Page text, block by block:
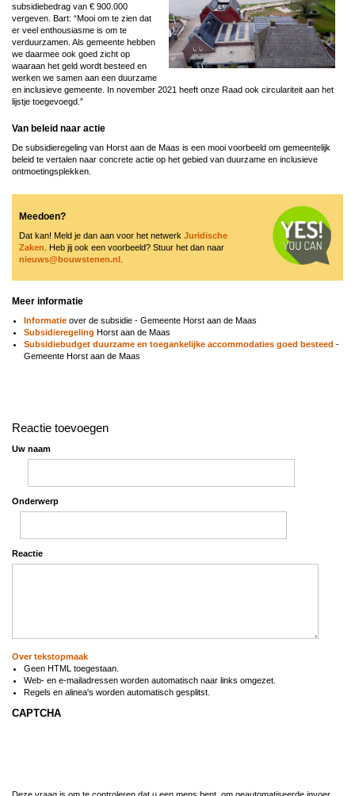
subsidiebedrag van € 900.000
vergeven. Bart: “Mooi om te zien dat
er veel enthousiasme is om te
verduurzamen. Als gemeente hebben
we daarmee ook goed zicht op
waaraan het geld wordt besteed en
werken we samen aan een duurzame
en inclusieve gemeente. In november 2021 heeft onze Raad ook circulariteit aan het
lijstje toegevoegd.”
Van beleid naar actie
De subsidieregeling van Horst aan de Maas is een mooi voorbeeld om gemeentelijk
beleid te vertalen naar concrete actie op het gebied van duurzame en inclusieve
ontmoetingsplekken.
Meedoen?
Dat kan! Meld je dan aan voor het netwerk Juridische
Zaken . Heb jij ook een voorbeeld? Stuur het dan naar
nieuws@bouwstenen.nl
Meer informatie
Informatie over de subsidie - Gemeente Horst aan de Maas
Subsidieregeling Horst aan de Maas
Subsidiebudget duurzame en toegankelijke accommodaties goed besteed -
Gemeente Horst aan de Maas
Reactie toevoegen
Uw naam
Onderwerp
Reactie
Over tekstopmaak
Geen HTML toegestaan.
Web- en e-mailadressen worden automatisch naar links omgezet.
Regels en alinea's worden automatisch gesplitst.
CAPTCHA